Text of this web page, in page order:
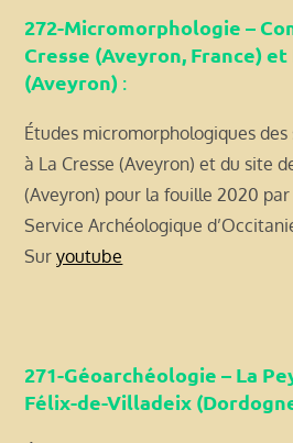
272-Micromorphologie –
Cresse (Aveyron, France)
(Aveyron) :
Études micromorphologiques des
à La Cresse (Aveyron) et du site
(Aveyron) pour la fouille 2020 par
Service Archéologique
Suryoutube
271-Géoarchéologie – La
Félix-de-Villadeix